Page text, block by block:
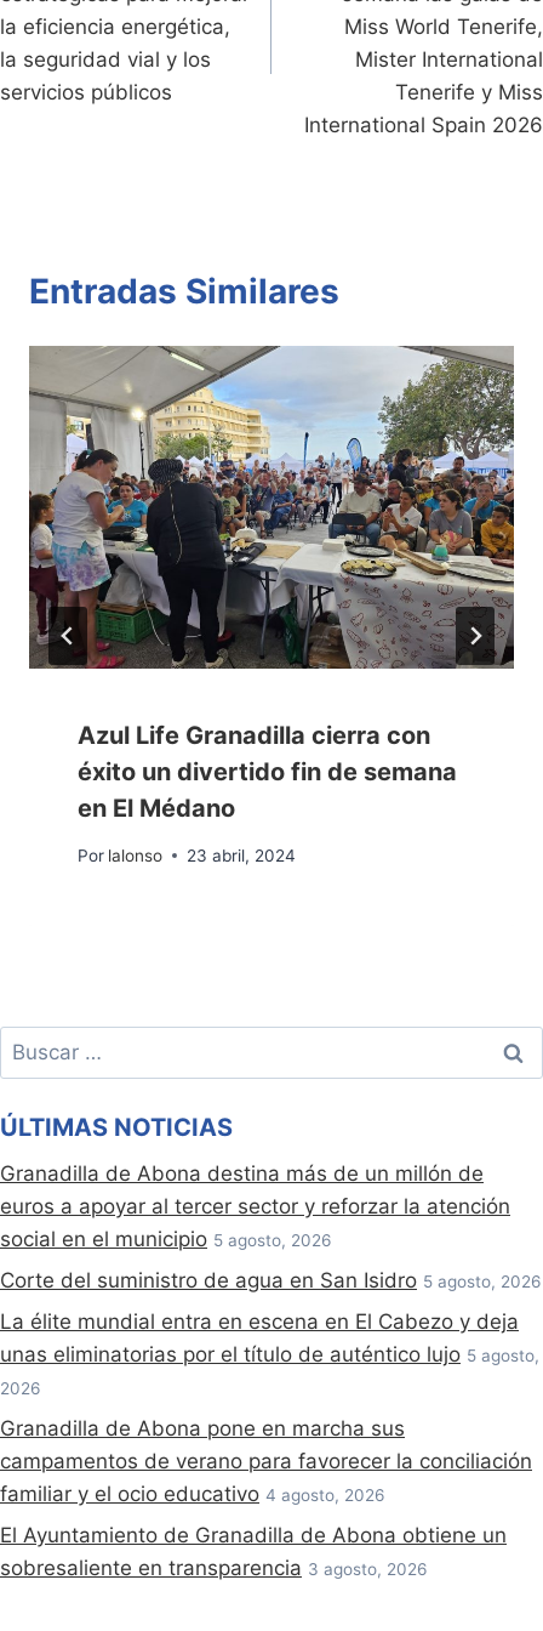
la eficiencia energética,
la seguridad vial y los
servicios públicos
Miss World Tenerife,
Mister International
Tenerife y Miss
International Spain 2026
Entradas Similares
Azul Life Granadilla cierra con
éxito un divertido fin de semana
en El Médano
Por lalonso 23 abril, 2024
Buscar:
ÚLTIMAS NOTICIAS
Granadilla de Abona destina más de un millón de
euros a apoyar al tercer sector y reforzar la atención
social en el municipio 5 agosto, 2026
Corte del suministro de agua en San Isidro 5 agosto, 2026
La élite mundial entra en escena en El Cabezo y deja
unas eliminatorias por el título de auténtico lujo 5 agosto,
2026
Granadilla de Abona pone en marcha sus
campamentos de verano para favorecer la conciliación
familiar y el ocio educativo 4 agosto, 2026
El Ayuntamiento de Granadilla de Abona obtiene un
sobresaliente en transparencia 3 agosto, 2026